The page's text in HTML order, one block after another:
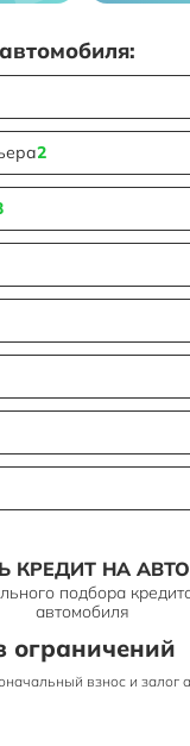
2
КРЕДИТ НА
подбора
автомобиля
ограничений
взнос и залог